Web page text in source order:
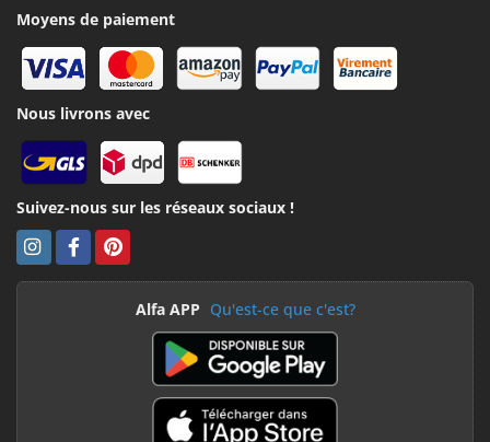
Moyens de paiement
Nous livrons avec
Suivez-nous sur les réseaux sociaux !
Alfa APP Qu'est-ce que c'est?